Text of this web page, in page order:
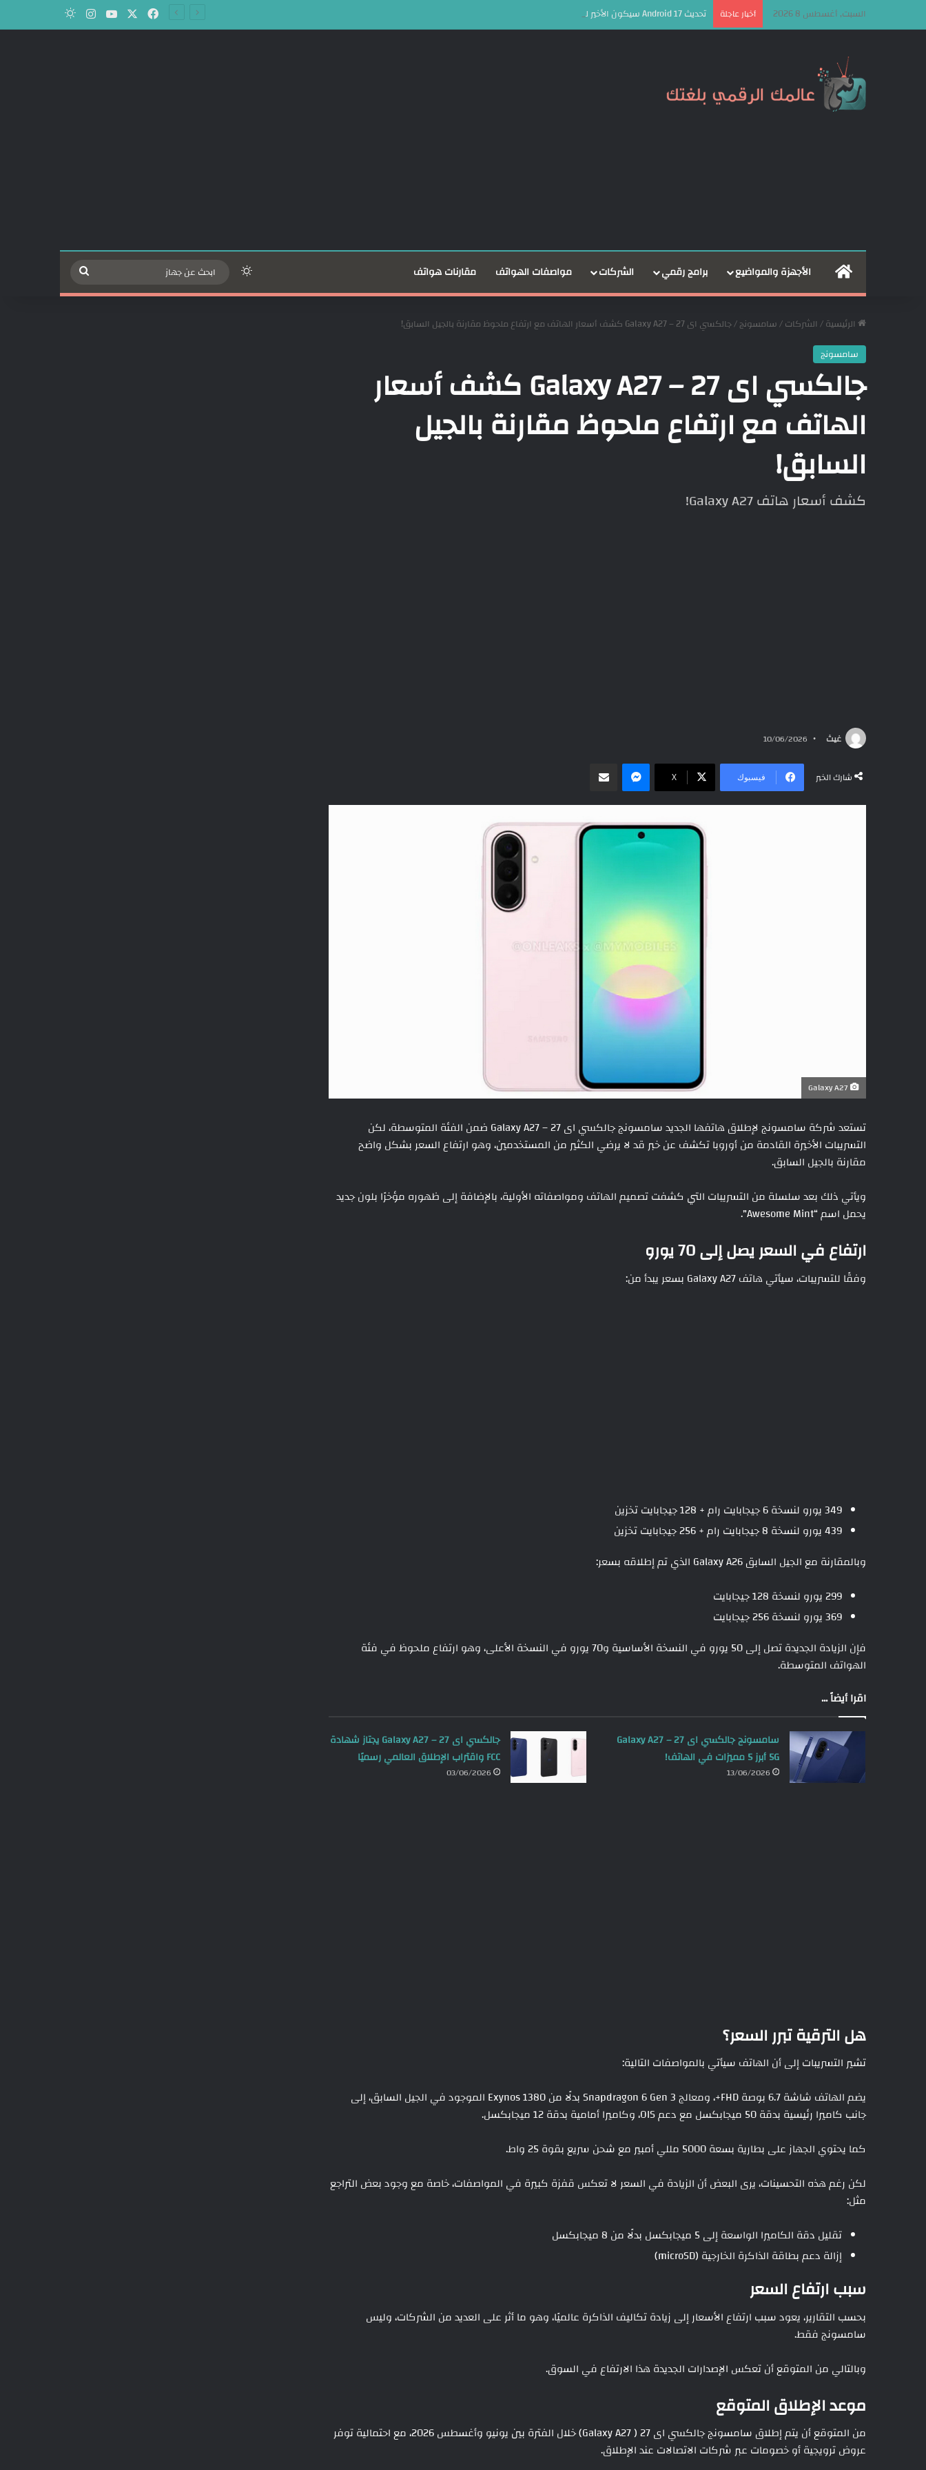
السبت, أغسطس 8 2026 أخبار عاجلة تحديث Android 17 سيكون الأخير لهذه الهواتف من سامسونج فيسبوك‫YouTube
انستقرامالوضع المظلم
الرئيسيةالأجهزة والمواضيع برامج رقمي الشركات مواصفات الهواتف مقارنات هواتف الوضع المظلم
ابحث
عن
الرئيسية/ الشركات/سامسونج/جالكسي اى 27 – Galaxy A27 كشف أسعار الهاتف مع ارتفاع ملحوظ مقارنة بالجيل السابق!
سامسونج
جالكسي اى 27 – Galaxy A27 كشف أسعار
الهاتف مع ارتفاع ملحوظ مقارنة بالجيل
السابق!
كشف أسعار هاتف Galaxy A27!
غيث 10/06/2026
شارك الخبر فيسبوك ‫X
ماسنجر
تستعد شركة سامسونج لإطلاق هاتفها الجديد سامسونج جالكسي اى 27 – Galaxy A27 ضمن الفئة المتوسطة، لكن
التسريبات الأخيرة القادمة من أوروبا تكشف عن خبر قد لا يرضي الكثير من المستخدمين، وهو ارتفاع السعر بشكل واضح
مقارنة بالجيل السابق.
ويأتي ذلك بعد سلسلة من التسريبات التي كشفت تصميم الهاتف ومواصفاته الأولية، بالإضافة إلى ظهوره مؤخرًا بلون جديد
يحمل اسم “Awesome Mint”.
ارتفاع في السعر يصل إلى 70 يورو
وفقًا للتسريبات، سيأتي هاتف Galaxy A27 بسعر يبدأ من:
349 يورو لنسخة 6 جيجابايت رام + 128 جيجابايت تخزين
439 يورو لنسخة 8 جيجابايت رام + 256 جيجابايت تخزين
وبالمقارنة مع الجيل السابق Galaxy A26 الذي تم إطلاقه بسعر:
299 يورو لنسخة 128 جيجابايت
369 يورو لنسخة 256 جيجابايت
فإن الزيادة الجديدة تصل إلى 50 يورو في النسخة الأساسية و70 يورو في النسخة الأعلى، وهو ارتفاع ملحوظ في فئة
الهواتف المتوسطة.
اقرا أيضاً ...
سامسونج جالكسي اى 27 – Galaxy A27
5G أبرز 5 مميزات في الهاتف!
13/06/2026
جالكسي اى 27 – Galaxy A27 يجتاز شهادة
FCC واقتراب الإطلاق العالمي رسميًا
03/06/2026
هل الترقية تبرر السعر؟
تشير التسريبات إلى أن الهاتف سيأتي بالمواصفات التالية:
يضم الهاتف شاشة 6.7 بوصة FHD+، ومعالج Snapdragon 6 Gen 3 بدلًا من Exynos 1380 الموجود في الجيل السابق، إلى
جانب كاميرا رئيسية بدقة 50 ميجابكسل مع دعم OIS، وكاميرا أمامية بدقة 12 ميجابكسل.
كما يحتوي الجهاز على بطارية بسعة 5000 مللي أمبير مع شحن سريع بقوة 25 واط.
لكن رغم هذه التحسينات، يرى البعض أن الزيادة في السعر لا تعكس قفزة كبيرة في المواصفات، خاصة مع وجود بعض التراجع
مثل:
تقليل دقة الكاميرا الواسعة إلى 5 ميجابكسل بدلًا من 8 ميجابكسل
إزالة دعم بطاقة الذاكرة الخارجية (microSD)
سبب ارتفاع السعر
بحسب التقارير، يعود سبب ارتفاع الأسعار إلى زيادة تكاليف الذاكرة عالميًا، وهو ما أثر على العديد من الشركات، وليس
سامسونج فقط.
وبالتالي من المتوقع أن تعكس الإصدارات الجديدة هذا الارتفاع في السوق.
موعد الإطلاق المتوقع
من المتوقع أن يتم إطلاق سامسونج جالكسي اى 27 ( Galaxy A27) خلال الفترة بين يونيو وأغسطس 2026، مع احتمالية توفر
عروض ترويجية أو خصومات عبر شركات الاتصالات عند الإطلاق.